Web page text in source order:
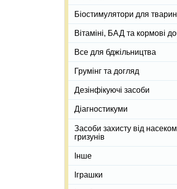
Біостимулятори для тварин
Вітаміні, БАД та кормові
Все для бджільництва
Грумінг та догляд
Дезінфікуючі засоби
Діагностикуми
Засоби захисту від
гризунів
Інше
Іграшки